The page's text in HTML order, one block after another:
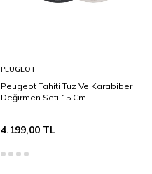
PEUGEOT
Peugeot Tahiti Tuz Ve Karabiber
Değirmen Seti 15 Cm
4.199,00TL